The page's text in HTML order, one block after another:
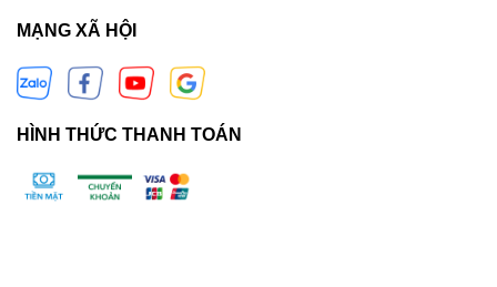
MẠNG XÃ HỘI
HÌNH THỨC THANH TOÁN